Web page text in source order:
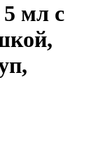
мл с